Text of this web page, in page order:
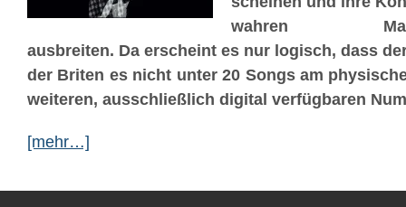
wahren
ausbreiten. Da erscheint es nur logisch, dass
der Briten es nicht unter 20 Songs am
weiteren, ausschließlich digital verfügbaren
[mehr…]